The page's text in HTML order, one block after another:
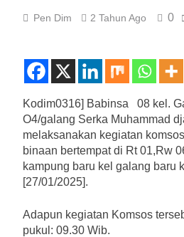
Pen Dim 2 Tahun Ago 0
Kodim0316] Babinsa 08 kel.
O4/galang Serka Muhammad
melaksanakan kegiatan
binaan bertempat di Rt 01,Rw
kampung baru kel galang baru
[27/01/2025].
Adapun kegiatan Komsos
pukul: 09.30 Wib.